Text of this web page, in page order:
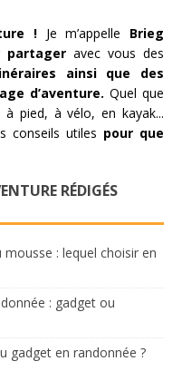
!Je m’appelle Brieg
partager avec vous des
ainsi que des
d’aventure. Quel que
pied, à vélo, en kayak...
conseils utiles pour que
RÉDIGÉS
: lequel choisir en
: gadget ou
gadget en randonnée ?